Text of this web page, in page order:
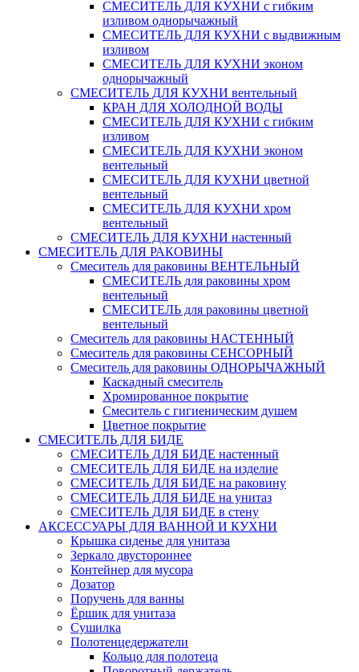
СМЕСИТЕЛЬ ДЛЯ КУХНИ с гибким
изливом однорычажный
СМЕСИТЕЛЬ ДЛЯ КУХНИ с выдвижным
изливом
СМЕСИТЕЛЬ ДЛЯ КУХНИ эконом
однорычажный
СМЕСИТЕЛЬ ДЛЯ КУХНИ вентельный
КРАН ДЛЯ ХОЛОДНОЙ ВОДЫ
СМЕСИТЕЛЬ ДЛЯ КУХНИ с гибким
изливом
СМЕСИТЕЛЬ ДЛЯ КУХНИ эконом
вентельный
СМЕСИТЕЛЬ ДЛЯ КУХНИ цветной
вентельный
СМЕСИТЕЛЬ ДЛЯ КУХНИ хром
вентельный
СМЕСИТЕЛЬ ДЛЯ КУХНИ настенный
СМЕСИТЕЛЬ ДЛЯ РАКОВИНЫ
Смеситель для раковины ВЕНТЕЛЬНЫЙ
СМЕСИТЕЛЬ для раковины хром
вентельный
СМЕСИТЕЛЬ для раковины цветной
вентельный
Смеситель для раковины НАСТЕННЫЙ
Смеситель для раковины СЕНСОРНЫЙ
Смеситель для раковины ОДНОРЫЧАЖНЫЙ
Каскадный смеситель
Хромированное покрытие
Смеситель с гигиеническим душем
Цветное покрытие
СМЕСИТЕЛЬ ДЛЯ БИДЕ
СМЕСИТЕЛЬ ДЛЯ БИДЕ настенный
СМЕСИТЕЛЬ ДЛЯ БИДЕ на изделие
СМЕСИТЕЛЬ ДЛЯ БИДЕ на раковину
СМЕСИТЕЛЬ ДЛЯ БИДЕ на унитаз
СМЕСИТЕЛЬ ДЛЯ БИДЕ в стену
АКСЕССУАРЫ ДЛЯ ВАННОЙ И КУХНИ
Крышка сиденье для унитаза
Зеркало двустороннее
Контейнер для мусора
Дозатор
Поручень для ванны
Ёршик для унитаза
Сушилка
Полотенцедержатели
Кольцо для полотеца